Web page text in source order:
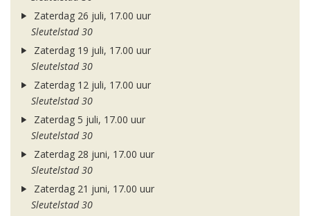
Zaterdag 26 juli, 17.00 uur
Sleutelstad 30
Zaterdag 19 juli, 17.00 uur
Sleutelstad 30
Zaterdag 12 juli, 17.00 uur
Sleutelstad 30
Zaterdag 5 juli, 17.00 uur
Sleutelstad 30
Zaterdag 28 juni, 17.00 uur
Sleutelstad 30
Zaterdag 21 juni, 17.00 uur
Sleutelstad 30